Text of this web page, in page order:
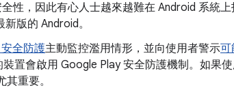
性，因此有心人士越來越難在 Android 系統上
版的 Android。
全防護主動監控濫用情形，並向使用者警示可
裝置會啟用 Google Play 安全防護機制。如果
重要。